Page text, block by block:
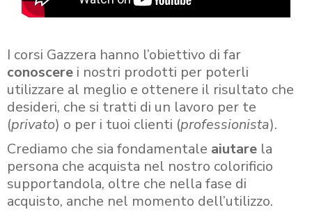
I corsi Gazzera hanno l’obiettivo di far
conoscere i nostri prodotti per poterli
utilizzare al meglio e ottenere il risultato che
desideri, che si tratti di un lavoro per te
(privato) o per i tuoi clienti (professionista).
Crediamo che sia fondamentale aiutare la
persona che acquista nel nostro colorificio
supportandola, oltre che nella fase di
acquisto, anche nel momento dell’utilizzo.